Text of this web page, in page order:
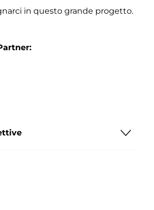
in questo grande progetto.